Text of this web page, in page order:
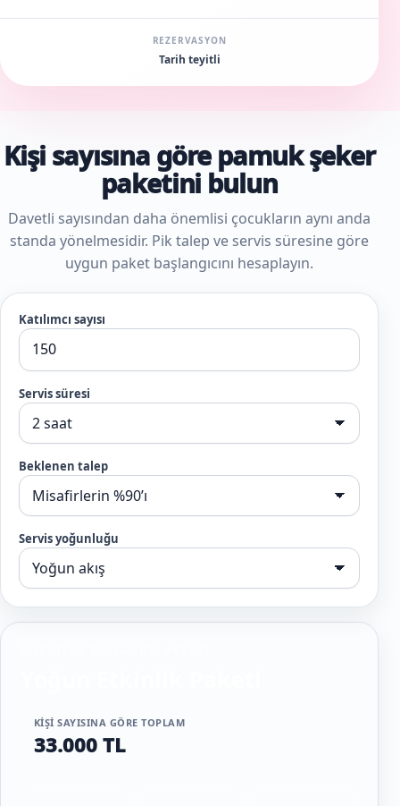
REZERVASYON
Tarih teyitli
Kişi sayısına göre pamuk şeker
paketini bulun
Davetli sayısından daha önemlisi çocukların aynı anda
standa yönelmesidir. Pik talep ve servis süresine göre
uygun paket başlangıcını hesaplayın.
Katılımcı sayısı
Servis süresi
Beklenen talep
Servis yoğunluğu
KIŞI SAYISINA GÖRE TOPLAM
33.000 TL